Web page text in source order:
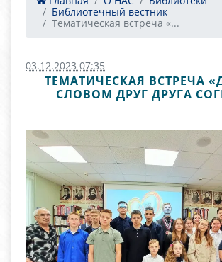
Библиотечный вестник
Тематическая встреча «...
03.12.2023 07:35
ТЕМАТИЧЕСКАЯ ВСТРЕЧА
СЛОВОМ ДРУГ ДРУГА